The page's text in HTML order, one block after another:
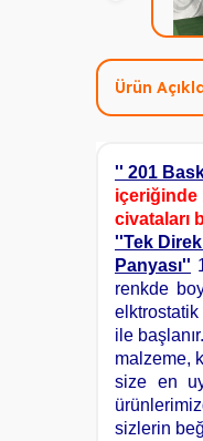
Ürün
'' 201
içeriğinde
civataları
''Tek
Panyası''
renkde
elktrostatik
ile
malzeme,
size en
sizlerin